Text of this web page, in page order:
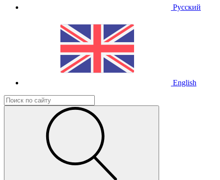
Русский
English